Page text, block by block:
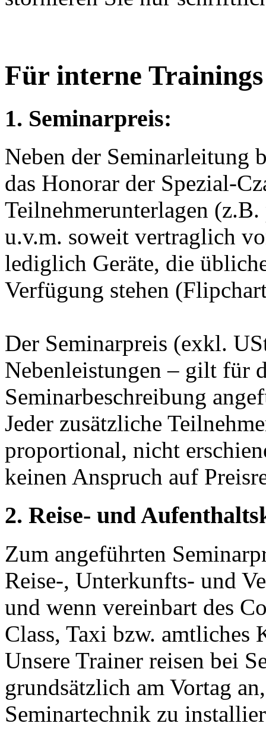
Für interne Trainings
1. Seminarpreis:
Neben der Seminarleitung
das Honorar der Spezial-
Teilnehmerunterlagen
u.v.m. soweit vertraglich
lediglich Geräte, die
Verfügung stehen
Der Seminarpreis (exkl.
Nebenleistungen – gilt für
Seminarbeschreibung
Jeder zusätzliche
proportional, nicht
keinen Anspruch auf
2. Reise- und
Zum angeführten
Reise-, Unterkunfts- und
und wenn vereinbart des
Class, Taxi bzw. amtliches
Unsere Trainer reisen bei
grundsätzlich am Vortag
Seminartechnik zu